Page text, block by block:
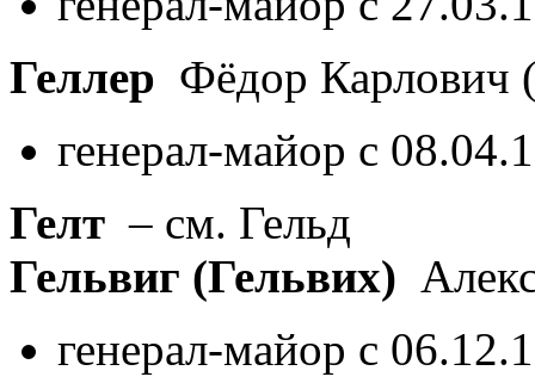
Геллер Фёдор Карлович
генерал-майор с
Гелт – см. Гельд
Гельвиг (Гельвих)
генерал-майор с